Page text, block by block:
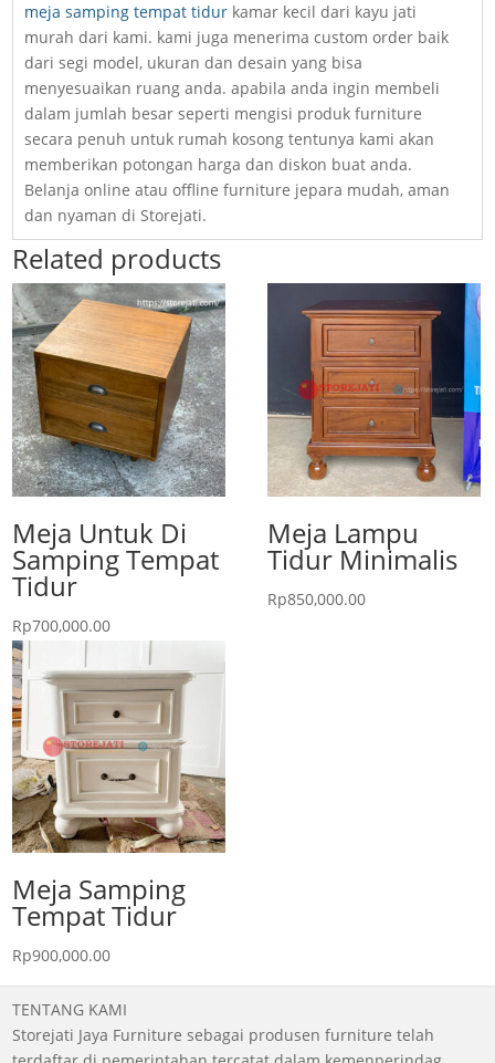
meja samping tempat tidur kamar kecil dari kayu jati
murah dari kami. kami juga menerima custom order baik
dari segi model, ukuran dan desain yang bisa
menyesuaikan ruang anda. apabila anda ingin membeli
dalam jumlah besar seperti mengisi produk furniture
secara penuh untuk rumah kosong tentunya kami akan
memberikan potongan harga dan diskon buat anda.
Belanja online atau offline furniture jepara mudah, aman
dan nyaman di Storejati.
Related products
Meja Untuk Di
Samping Tempat
Tidur
Rp700,000.00
Meja Lampu
Tidur Minimalis
Rp850,000.00
Meja Samping
Tempat Tidur
Rp900,000.00
TENTANG KAMI
Storejati Jaya Furniture sebagai produsen furniture telah